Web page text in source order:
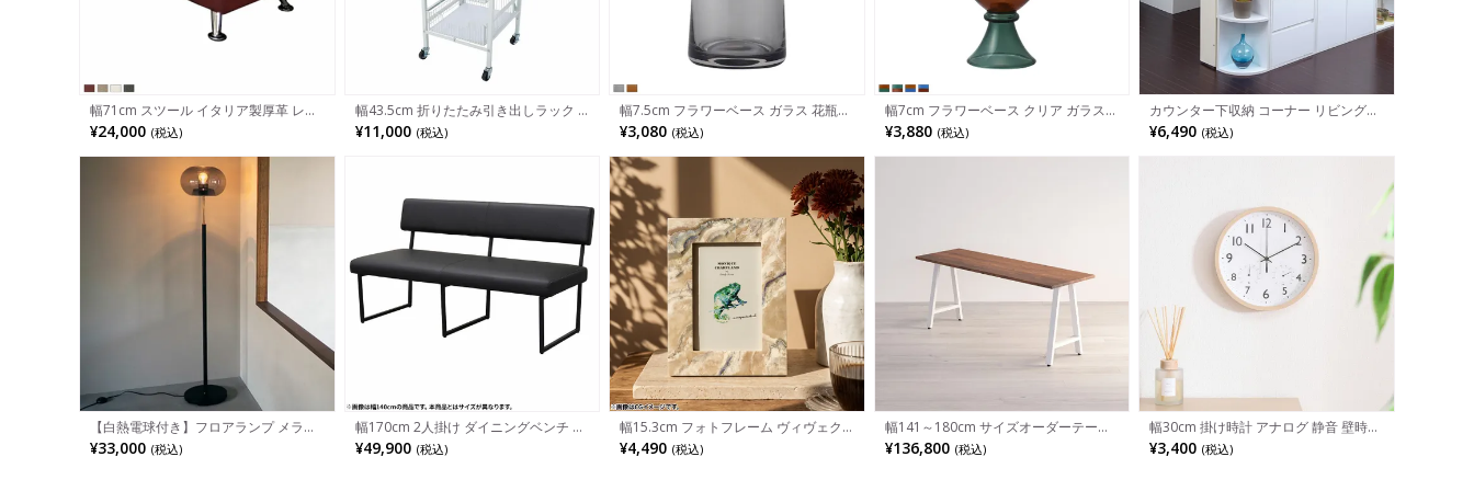
幅71cm スツール イタリア製厚革 レザ
ー オットマン モダン
¥24,000 (税込)
幅43.5cm 折りたたみ引き出しラック 4
段 E-WIN ホワイト 天板付き キャスター
固定脚 収納 折りたたみ ワゴン バスケ
¥11,000 (税込)
幅7.5cm フラワーベース ガラス 花瓶
オブジェ 花器 インテリア フラワーポッ
ト テーパード 花入れ おしゃれ ガラス
グレー 完成品
¥3,080 (税込)
幅7cm フラワーベース クリア ガラス
花瓶 一輪挿し 花器 オブジェ フラワー
ポット 花入れ おしゃれ ガラスベース
グリーン 完成品
¥3,880 (税込)
カウンター下収納 コーナー リビング・
キッチン収納 幅220×奥行220×高さ
800mm JKP-YHK-0207
¥6,490 (税込)
【白熱電球付き】フロアランプ メラン
デル フロアライト 床置き 照明 インテ
リア ガラス 間接照明 スタンド ライト
¥33,000 (税込)
幅170cm 2人掛け ダイニングベンチ 背
もたれ付き スチール脚 PVCレザー 合皮
ベンチ 長椅子 ベンチチェア 食卓ベンチ
¥49,900 (税込)
幅15.3cm フォトフレーム ヴィヴェク
レジン フォトスタンド 写真フレーム お
しゃれ 写真立て ディスプレイ 雑貨 イ
¥4,490 (税込)
幅141～180cm サイズオーダーテーブ
ル Sizeno(シゼノ) ダイニングテーブル
ウォールナット 無垢材 木製 A字脚 スチ
¥136,800 (税込)
幅30cm 掛け時計 アナログ 静音 壁時計
インテリア ウォールクロック おしゃれ
リビング 時計 スイープムーブメント 温
¥3,400 (税込)